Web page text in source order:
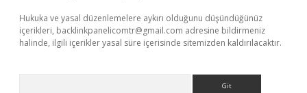
Hukuka ve yasal düzenlemelere aykırı olduğunu düşündüğünüz
içerikleri, backlinkpanelicomtr@gmail.com adresine bildirmeniz
halinde, ilgili içerikler yasal süre içerisinde sitemizden kaldırılacaktır.